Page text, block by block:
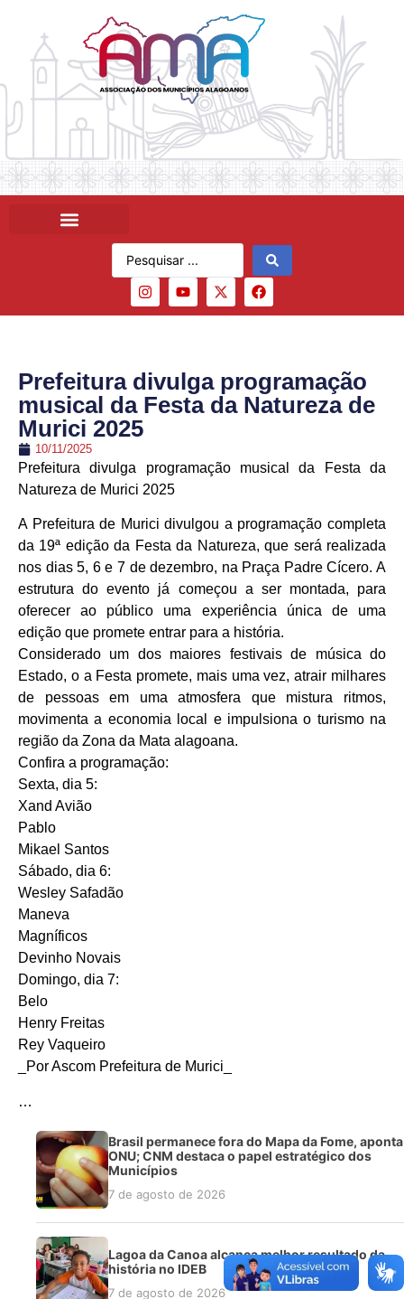
Prefeitura divulga programação
musical da Festa da Natureza de
Murici 2025
10/11/2025
Prefeitura divulga programação musical da Festa da
Natureza de Murici 2025
A Prefeitura de Murici divulgou a programação completa
da 19ª edição da Festa da Natureza, que será realizada
nos dias 5, 6 e 7 de dezembro, na Praça Padre Cícero. A
estrutura do evento já começou a ser montada, para
oferecer ao público uma experiência única de uma
edição que promete entrar para a história.
Considerado um dos maiores festivais de música do
Estado, o a Festa promete, mais uma vez, atrair milhares
de pessoas em uma atmosfera que mistura ritmos,
movimenta a economia local e impulsiona o turismo na
região da Zona da Mata alagoana.
Confira a programação:
Sexta, dia 5:
Xand Avião
Pablo
Mikael Santos
Sábado, dia 6:
Wesley Safadão
Maneva
Magníficos
Devinho Novais
Domingo, dia 7:
Belo
Henry Freitas
Rey Vaqueiro
_Por Ascom Prefeitura de Murici_
…
Brasil permanece fora do Mapa da Fome, aponta
ONU; CNM destaca o papel estratégico dos
Municípios
7 de agosto de 2026
Lagoa da Canoa alcança melhor resultado da
história no IDEB
7 de agosto de 2026